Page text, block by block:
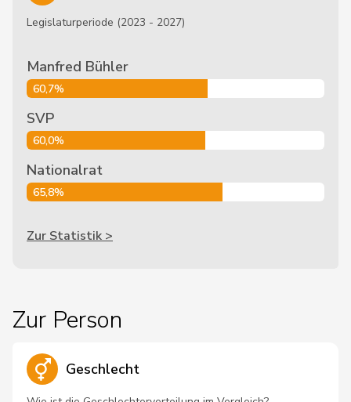
Legislaturperiode (2023 - 2027)
Manfred Bühler
60,7%
SVP
60,0%
Nationalrat
65,8%
Zur Statistik >
Zur Person
Geschlecht